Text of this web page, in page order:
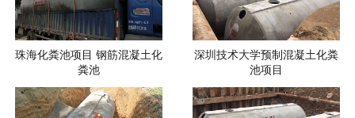
珠海化粪池项目 钢筋混凝土化
粪池
深圳技术大学预制混凝土化粪
池项目